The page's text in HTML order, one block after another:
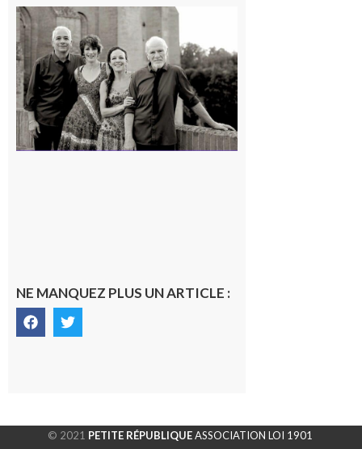
NE MANQUEZ PLUS UN ARTICLE :
© 2021 PETITE RÉPUBLIQUEASSOCIATION LOI 1901